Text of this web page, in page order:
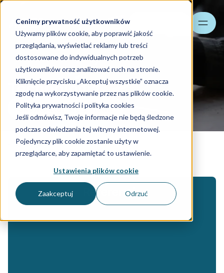
Cenimy prywatność użytkowników
Używamy plików cookie, aby poprawić jakość
przeglądania, wyświetlać reklamy lub treści
dostosowane do indywidualnych potrzeb
użytkowników oraz analizować ruch na stronie.
Kliknięcie przycisku „Akceptuj wszystkie” oznacza
zgodę na wykorzystywanie przez nas plików cookie.
Polityka prywatności i polityka cookies
Jeśli odmówisz, Twoje informacje nie będą śledzone
podczas odwiedzania tej witryny internetowej.
Pojedynczy plik cookie zostanie użyty w
przeglądarce, aby zapamiętać to ustawienie.
Ustawienia plików cookie
Zaakceptuj Odrzuć
Technologia
Skontaktuj się z nami
Usługi
Referencje